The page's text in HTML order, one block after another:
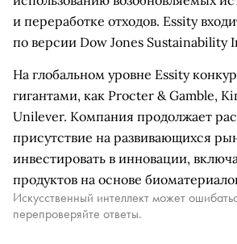
и переработке отходов. Essity
по версии Dow Jones Sustainability
На глобальном уровне Essity
гигантами, как Procter & Gamble,
Unilever. Компания продолжает
присутствие на развивающихся
инвестировать в инновации,
продуктов на основе
Искусственный интеллект может
перепроверяйте ответы.